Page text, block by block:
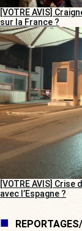
[VOTRE AVIS]
sur la France ?
[VOTRE AVIS]
avec l’Espagne ?